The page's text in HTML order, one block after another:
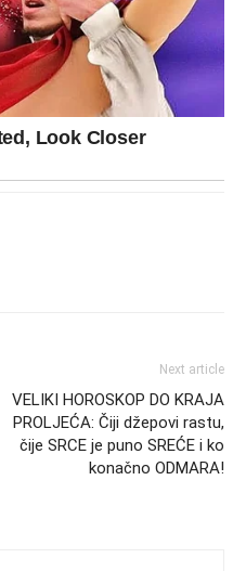
Next article
VELIKI HOROSKOP DO KRAJA
PROLJEĆA: Čiji džepovi rastu,
čije SRCE je puno SREĆE i ko
konačno ODMARA!